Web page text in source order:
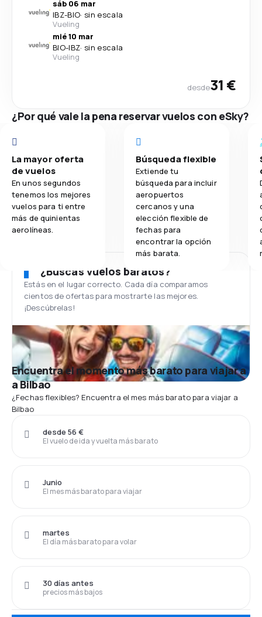
sáb 06 mar
IBZ-BIO· sin escala
Vueling
mié 10 mar
BIO-IBZ· sin escala
Vueling
desde31 €
¿Por qué vale la pena reservar vuelos con eSky?
La mayor oferta
de vuelos
En unos segundos
tenemos los mejores
vuelos para ti entre
más de quinientas
aerolíneas.
Búsqueda flexible
Extiende tu
búsqueda para incluir
aeropuertos
cercanos y una
elección flexible de
fechas para
encontrar la opción
más barata.
¿Buscas vuelos baratos?
Estás en el lugar correcto. Cada día comparamos
cientos de ofertas para mostrarte las mejores.
¡Descúbrelas!
Encuentra el momento más barato para viajar a
a Bilbao
¿Fechas flexibles? Encuentra el mes más barato para viajar a
Bilbao
El vuelo de ida y vuelta más barato
desde 56 €
El mes más barato para viajar
Junio
El día más barato para volar
martes
precios más bajos
30 días antes